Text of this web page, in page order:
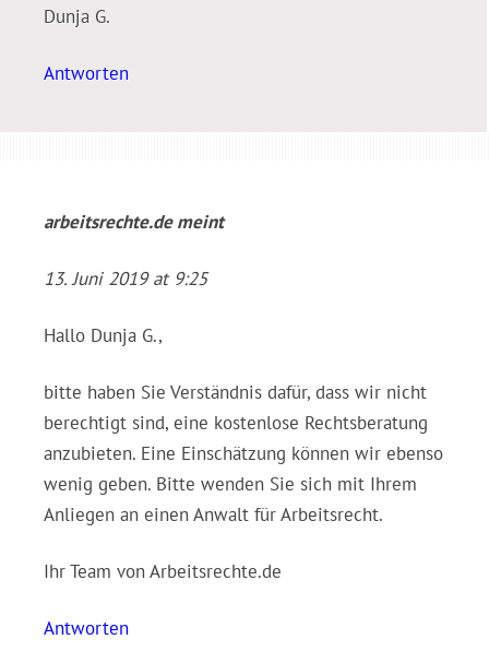
Dunja G.
Antworten
arbeitsrechte.demeint
13. Juni 2019 at 9:25
Hallo Dunja G.,
bitte haben Sie Verständnis dafür, dass wir nicht
berechtigt sind, eine kostenlose Rechtsberatung
anzubieten. Eine Einschätzung können wir ebenso
wenig geben. Bitte wenden Sie sich mit Ihrem
Anliegen an einen Anwalt für Arbeitsrecht.
Ihr Team von Arbeitsrechte.de
Antworten